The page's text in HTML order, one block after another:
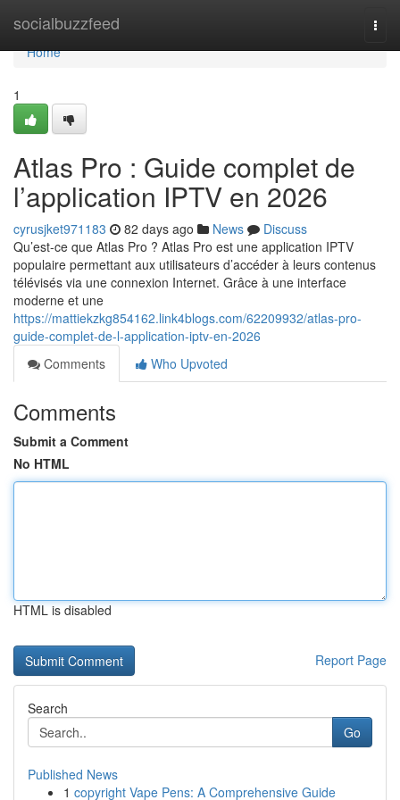
socialbuzzfeed
Home
Home
1
Atlas Pro : Guide complet de
l’application IPTV en 2026
cyrusjket971183 82 days ago News
Discuss
Qu’est-ce que Atlas Pro ? Atlas Pro est une application IPTV
populaire permettant aux utilisateurs d’accéder à leurs contenus
télévisés via une connexion Internet. Grâce à une interface
moderne et une
https://mattiekzkg854162.link4blogs.com/62209932/atlas-pro-
guide-complet-de-l-application-iptv-en-2026
Comments
Who Upvoted
Comments
Submit a Comment
No HTML
HTML is disabled
Report Page
Search
Go
Published News
1 copyright Vape Pens: A Comprehensive Guide